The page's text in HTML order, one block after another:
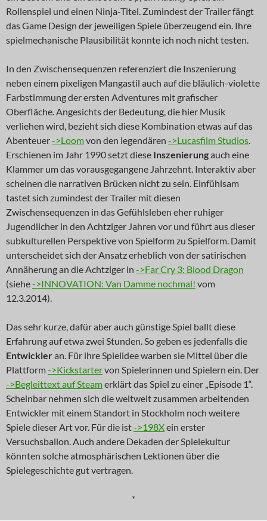
Rollenspiel und einen Ninja-Titel. Zumindest der Trailer fängt
das Game Design der jeweiligen Spiele überzeugend ein. Ihre
spielmechanische Plausibilität konnte ich noch nicht testen.
In den Zwischensequenzen referenziert die Inszenierung
neben einem pixeligen Mangastil auch auf die bläulich-violette
Farbstimmung der ersten Adventures mit grafischer
Oberfläche. Angesichts der Bedeutung, die hier Musik
verliehen wird, bezieht sich diese Kombination etwas auf das
Abenteuer->Loomvon den legendären ->Lucasfilm Studios.
Erschienen im Jahr 1990 setzt diese Inszenierungauch eine
Klammer um das vorausgegangene Jahrzehnt. Interaktiv aber
scheinen die narrativen Brücken nicht zu sein. Einfühlsam
tastet sich zumindest der Trailer mit diesen
Zwischensequenzen in das Gefühlsleben eher ruhiger
Jugendlicher in den Achtziger Jahren vor und führt aus dieser
subkulturellen Perspektive von Spielform zu Spielform. Damit
unterscheidet sich der Ansatz erheblich von der satirischen
Annäherung an die Achtziger in ->Far Cry 3: Blood Dragon
(siehe->INNOVATION: Van Damme nochmal! vom
12.3.2014).
Das sehr kurze, dafür aber auch günstige Spiel ballt diese
Erfahrung auf etwa zwei Stunden. So geben es jedenfalls die
Entwickleran. Für ihre Spielidee warben sie Mittel über die
Plattform->Kickstartervon Spielerinnen und Spielern ein. Der
->Begleittext auf Steamerklärt das Spiel zu einer „Episode 1“.
Scheinbar nehmen sich die weltweit zusammen arbeitenden
Entwickler mit einem Standort in Stockholm noch weitere
Spiele dieser Art vor. Für die ist->198Xein erster
Versuchsballon. Auch andere Dekaden der Spielekultur
könnten solche atmosphärischen Lektionen über die
Spielegeschichte gut vertragen.
*